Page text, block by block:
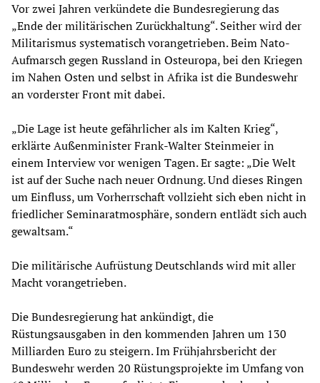
Vor zwei Jahren verkündete die Bundesregierung das
„Ende der militärischen Zurückhaltung“. Seither wird der
Militarismus systematisch vorangetrieben. Beim Nato-
Aufmarsch gegen Russland in Osteuropa, bei den Kriegen
im Nahen Osten und selbst in Afrika ist die Bundeswehr
an vorderster Front mit dabei.
„Die Lage ist heute gefährlicher als im Kalten Krieg“,
erklärte Außenminister Frank-Walter Steinmeier in
einem Interview vor wenigen Tagen. Er sagte: „Die Welt
ist auf der Suche nach neuer Ordnung. Und dieses Ringen
um Einfluss, um Vorherrschaft vollzieht sich eben nicht in
friedlicher Seminaratmosphäre, sondern entlädt sich auch
gewaltsam.“
Die militärische Aufrüstung Deutschlands wird mit aller
Macht vorangetrieben.
Die Bundesregierung hat ankündigt, die
Rüstungsausgaben in den kommenden Jahren um 130
Milliarden Euro zu steigern. Im Frühjahrsbericht der
Bundeswehr werden 20 Rüstungsprojekte im Umfang von